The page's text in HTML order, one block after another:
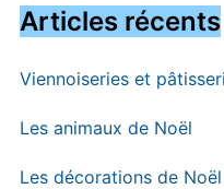
Articles récents
Viennoiseries et
Les animaux de Noël
Les décorations de Noël